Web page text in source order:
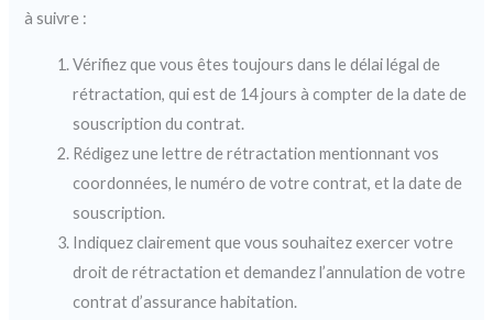
à suivre :
Vérifiez que vous êtes toujours dans le délai légal de
rétractation, qui est de 14 jours à compter de la date de
souscription du contrat.
Rédigez une lettre de rétractation mentionnant vos
coordonnées, le numéro de votre contrat, et la date de
souscription.
Indiquez clairement que vous souhaitez exercer votre
droit de rétractation et demandez l’annulation de votre
contrat d’assurance habitation.